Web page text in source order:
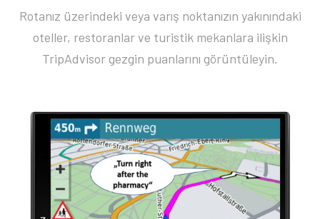
Rotanız üzerindeki veya varış noktanızın yakınındaki
oteller, restoranlar ve turistik mekanlara ilişkin
TripAdvisor gezgin puanlarını görüntüleyin.